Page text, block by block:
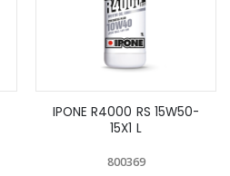
IPONE R4000 RS 15W50-
15X1 L
800369